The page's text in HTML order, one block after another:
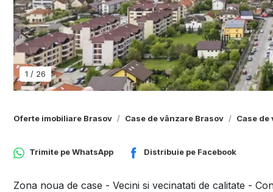
1 / 26
Oferte imobiliare Brasov Case de vânzare Brasov Case de
Trimite peWhatsApp Distribuie pe Facebook
Zona noua de case - Vecini si vecinatati de calitate -